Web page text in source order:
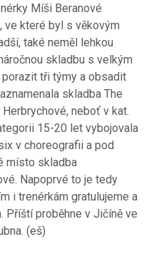
Míši Beranové
ve které byl s věkovým
také neměl lehkou
skladbu s velkým
tři týmy a obsadit
skladba The
neboť v kat.
15-20 let vybojovala
v choreografii a pod
místo skladba
Napoprvé to je tedy
i trenérkám gratulujeme a
Příští proběhne v Jičíně ve
(eš)